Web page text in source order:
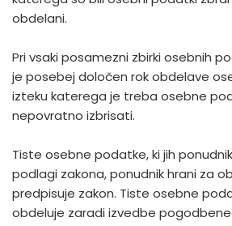
obdelani.
Pri vsaki posamezni zbirki osebnih
je posebej določen rok obdelave
izteku katerega je treba osebne
nepovratno izbrisati.
Tiste osebne podatke, ki jih
podlagi zakona, ponudnik hrani za
predpisuje zakon. Tiste osebne
obdeluje zaradi izvedbe